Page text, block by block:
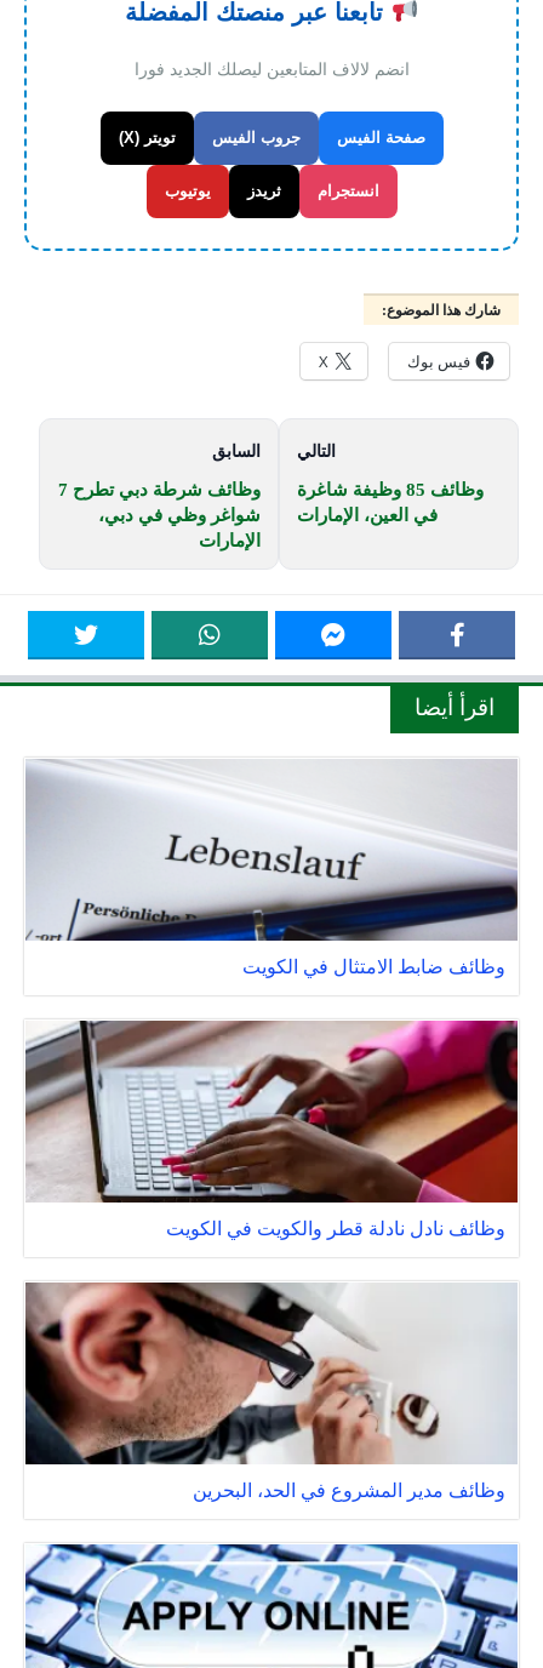
تابعنا عبر منصتك المفضلة
انضم لالاف المتابعين ليصلك الجديد فورا
صفحة الفيس جروب الفيس تويتر (X)
انستجرام ثريدز يوتيوب
شارك هذا الموضوع:
فيس بوك X
التالي
وظائف 85 وظيفة شاغرة
في العين، الإمارات
السابق
وظائف شرطة دبي تطرح 7
شواغر وظي في دبي،
الإمارات
اقرأ أيضا
وظائف ضابط الامتثال في الكويت
وظائف نادل نادلة قطر والكويت في الكويت
وظائف مدير المشروع في الحد، البحرين